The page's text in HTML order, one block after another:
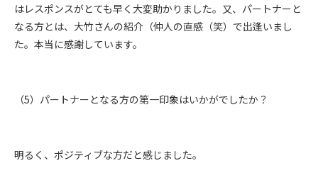
はレスポンスがとても早く大変助かりました。又、パートナーと
なる方とは、大竹さんの紹介（仲人の直感（笑）で出逢いまし
た。本当に感謝しています。
（5）パートナーとなる方の第一印象はいかがでしたか？
明るく、ポジティブな方だと感じました。